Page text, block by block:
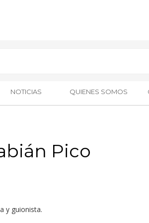
NOTICIAS QUIENES SOMOS
Pico
y guionista.